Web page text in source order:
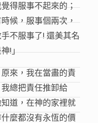
得服事不起來的；
候，服事個兩次，
不服事了! 還美其名
!」
來，我在當盡的責
總把責任推卸給
道，在神的家裡就
麼都沒有永恆的價